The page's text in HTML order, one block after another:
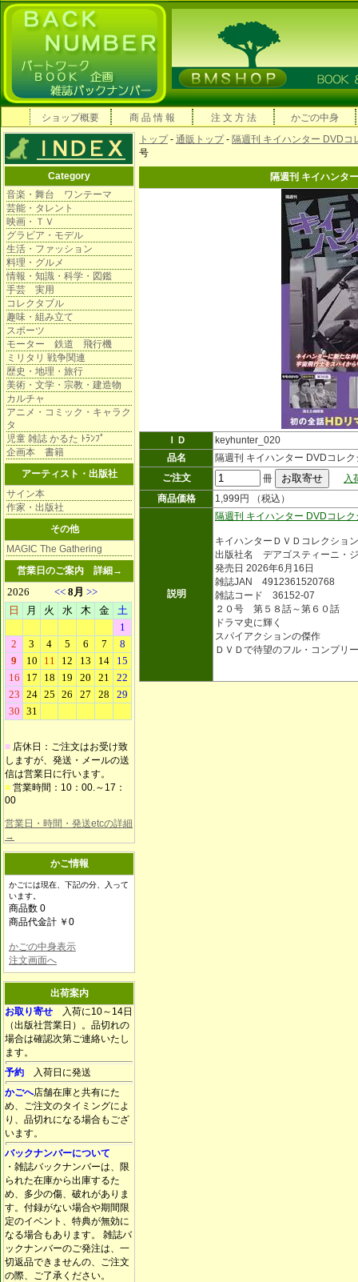
ショップ概要 商 品 情 報 注 文 方 法 かごの中身
Category
音楽・舞台 ワンテーマ
芸能・タレント
映画・ＴＶ
グラビア・モデル
生活・ファッション
料理・グルメ
情報・知識・科学・図鑑
手芸 実用
コレクタブル
趣味・組み立て
スポーツ
モーター 鉄道 飛行機
ミリタリ 戦争関連
歴史・地理・旅行
美術・文学・宗教・建造物
カルチャ
アニメ・コミック・キャラク
タ
児童 雑誌 かるた ﾄﾗﾝﾌﾟ
企画本 書籍
アーティスト・出版社
サイン本
作家・出版社
その他
MAGIC The Gathering
営業日のご案内 詳細→
■ 店休日：ご注文はお受け致
しますが、発送・メールの送
信は営業日に行います。
■ 営業時間：10：00.～17：
00
営業日・時間・発送etcの詳細
→
かご情報
かごには現在、下記の分、入って
います。
商品数 0
商品代金計 ￥0
かごの中身表示
注文画面へ
出荷案内
お取り寄せ 入荷に10～14日
（出版社営業日）。品切れの
場合は確認次第ご連絡いたし
ます。
予約 入荷日に発送
かごへ店舗在庫と共有にた
め、ご注文のタイミングによ
り、品切れになる場合もござ
います。
バックナンバーについて
・雑誌バックナンバーは、限
られた在庫から出庫するた
め、多少の傷、破れがありま
す。付録がない場合や期間限
定のイベント、特典が無効に
なる場合もあります。 雑誌バ
ックナンバーのご発注は、一
切返品できませんの、ご注文
の際、ご了承ください。
トップ- 通販トップ- 隔週刊 キイハンター DVDコ
号
隔週刊 キイハンタ
ＩＤ
keyhunter_020
品名
隔週刊 キイハンター DVDコレ
ご注文
冊
入
商品価格
1,999円 （税込）
説明
隔週刊 キイハンター DVDコレ
キイハンターＤＶＤコレクショ
出版社名 デアゴスティーニ・
発売日 2026年6月16日
雑誌JAN 4912361520768
雑誌コード 36152-07
２０号 第５８話～第６０話
ドラマ史に輝く
スパイアクションの傑作
ＤＶＤで待望のフル・コンプリ